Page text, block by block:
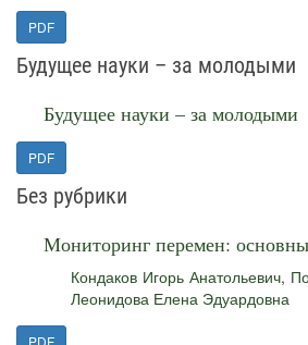
PDF
Будущее науки – за молодыми
Будущее науки – за молодыми
PDF
Без рубрики
Мониторинг перемен:
Кондаков Игорь Анатольевич,
Леонидова Елена Эдуардовна
PDF